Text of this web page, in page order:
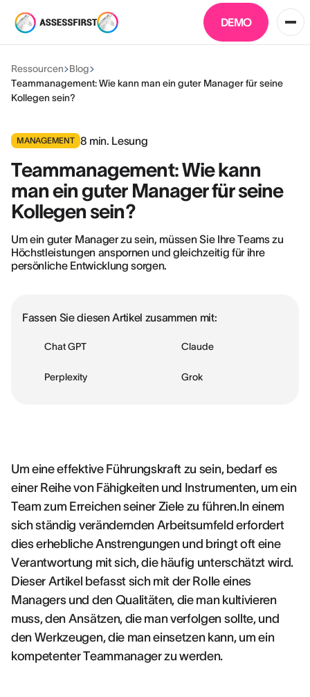
DEMO
Ressourcen
Blog
Teammanagement: Wie kann man ein guter Manager für seine
Kollegen sein?
MANAGEMENT 8 min. Lesung
Teammanagement: Wie kann
man ein guter Manager für seine
Kollegen sein?
Um ein guter Manager zu sein, müssen Sie Ihre Teams zu
Höchstleistungen anspornen und gleichzeitig für ihre
persönliche Entwicklung sorgen.
Fassen Sie diesen Artikel zusammen mit:
Chat GPT Claude
Perplexity Grok
Um eine effektive Führungskraft zu sein, bedarf es
einer Reihe von Fähigkeiten und Instrumenten, um ein
Team zum Erreichen seiner Ziele zu führen.In einem
sich ständig verändernden Arbeitsumfeld erfordert
dies erhebliche Anstrengungen und bringt oft eine
Verantwortung mit sich, die häufig unterschätzt wird.
Dieser Artikel befasst sich mit der Rolle eines
Managers und den Qualitäten, die man kultivieren
muss, den Ansätzen, die man verfolgen sollte, und
den Werkzeugen, die man einsetzen kann, um ein
kompetenter Teammanager zu werden.